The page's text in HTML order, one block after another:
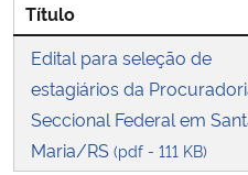
Ministério do Turismo
Ministério do Desenvolvimento
Controladoria-Geral da União
Título
Edital para seleção de
estagiários da
Seccional Federal em
Maria/RS (pdf - 111 KB)